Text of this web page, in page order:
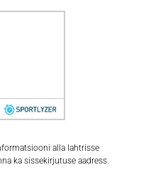
alla lahtrisse
ka sissekirjutuse aadress.